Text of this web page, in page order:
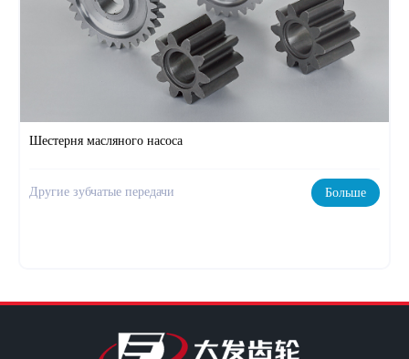
Шестерня масляного насоса
Другие зубчатые передачи Больше